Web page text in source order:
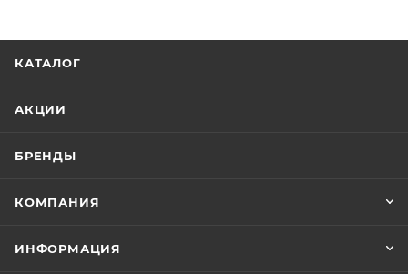
КАТАЛОГ
АКЦИИ
БРЕНДЫ
КОМПАНИЯ
ИНФОРМАЦИЯ